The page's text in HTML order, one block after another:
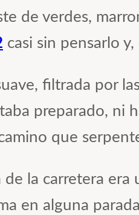
de verdes,
casi sin pensarlo
filtrada por
preparado, ni
que
de la carretera
en alguna